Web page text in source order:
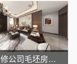
广西装修公司毛坯房就选尚材居